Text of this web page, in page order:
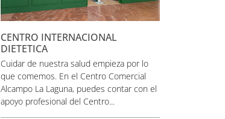
CENTRO INTERNACIONAL
DIETETICA
Cuidar de nuestra salud empieza por lo
que comemos. En el Centro Comercial
Alcampo La Laguna, puedes contar con el
apoyo profesional del Centro...